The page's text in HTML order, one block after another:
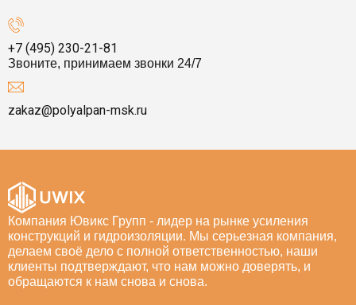
+7 (495) 230-21-81
Звоните, принимаем звонки 24/7
zakaz@polyalpan-msk.ru
Компания Ювикс Групп - лидер на рынке усиления
конструкций и гидроизоляции. Мы серьезная компания,
делаем своё дело с полной ответственностью, наши
клиенты подтверждают, что нам можно доверять, и
обращаются к нам снова и снова.